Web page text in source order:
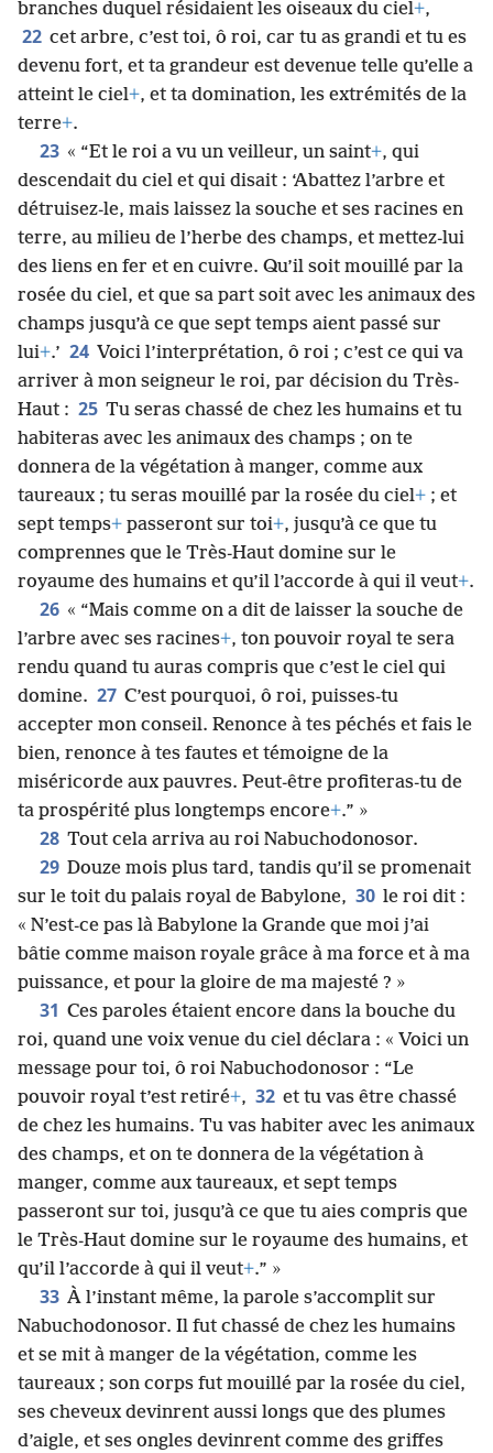
branches duquel résidaient les oiseaux du ciel+,
22 cet arbre, c’est toi, ô roi, car tu as grandi et tu es
devenu fort, et ta grandeur est devenue telle qu’elle a
atteint le ciel+, et ta domination, les extrémités de la
terre+.
23 « “Et le roi a vu un veilleur, un saint+, qui
descendait du ciel et qui disait : ‘Abattez l’arbre et
détruisez-le, mais laissez la souche et ses racines en
terre, au milieu de l’herbe des champs, et mettez-lui
des liens en fer et en cuivre. Qu’il soit mouillé par la
rosée du ciel, et que sa part soit avec les animaux des
champs jusqu’à ce que sept temps aient passé sur
lui+.’ 24 Voici l’interprétation, ô roi ; c’est ce qui va
arriver à mon seigneur le roi, par décision du Très-
Haut : 25 Tu seras chassé de chez les humains et tu
habiteras avec les animaux des champs ; on te
donnera de la végétation à manger, comme aux
taureaux ; tu seras mouillé par la rosée du ciel+ ; et
sept temps+ passeront sur toi+, jusqu’à ce que tu
comprennes que le Très-Haut domine sur le
royaume des humains et qu’il l’accorde à qui il veut+.
26 « “Mais comme on a dit de laisser la souche de
l’arbre avec ses racines+, ton pouvoir royal te sera
rendu quand tu auras compris que c’est le ciel qui
domine. 27 C’est pourquoi, ô roi, puisses-tu
accepter mon conseil. Renonce à tes péchés et fais le
bien, renonce à tes fautes et témoigne de la
miséricorde aux pauvres. Peut-être profiteras-tu de
ta prospérité plus longtemps encore+.” »
28 Tout cela arriva au roi Nabuchodonosor.
29 Douze mois plus tard, tandis qu’il se promenait
sur le toit du palais royal de Babylone, 30 le roi dit :
« N’est-ce pas là Babylone la Grande que moi j’ai
bâtie comme maison royale grâce à ma force et à ma
puissance, et pour la gloire de ma majesté ? »
31 Ces paroles étaient encore dans la bouche du
roi, quand une voix venue du ciel déclara : « Voici un
message pour toi, ô roi Nabuchodonosor : “Le
pouvoir royal t’est retiré+, 32 et tu vas être chassé
de chez les humains. Tu vas habiter avec les animaux
des champs, et on te donnera de la végétation à
manger, comme aux taureaux, et sept temps
passeront sur toi, jusqu’à ce que tu aies compris que
le Très-Haut domine sur le royaume des humains, et
qu’il l’accorde à qui il veut+.” »
33 À l’instant même, la parole s’accomplit sur
Nabuchodonosor. Il fut chassé de chez les humains
et se mit à manger de la végétation, comme les
taureaux ; son corps fut mouillé par la rosée du ciel,
ses cheveux devinrent aussi longs que des plumes
d’aigle, et ses ongles devinrent comme des griffes